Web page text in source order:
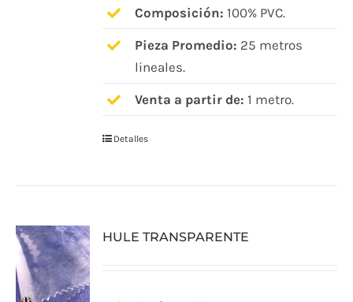
Composición: 100% PVC.
Pieza Promedio: 25 metros
lineales.
Venta a partir de: 1 metro.
Detalles
HULE TRANSPARENTE